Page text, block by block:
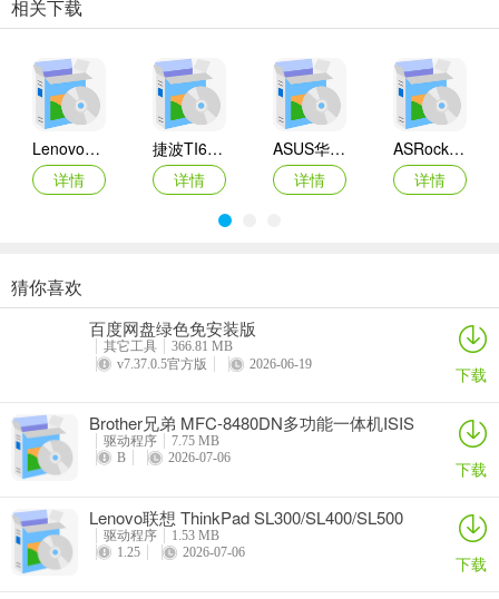
相关下载
Lenovo联想 Ideapad Z465/Z565系列笔记本 声卡驱动
详情
捷波TI61AG-A主板BIOS
详情
ASUS华硕F1A55-M LX3 R2.0主板BIOS
详情
ASRock华擎IMB-A160主板BIOS
详情
奥睿科PAS3062-2E/PAS3062-2S/PAS3064-2S2E系列扩展卡驱动
Canon佳能 PowerShot A310 WIA驱动
详情
AMD Mobility Radeon HD 2000/HD 3000/HD 4000/HD 5000系列移动显卡催化剂驱动
映泰Hi-Fi H77S 5.x主板BIOS
猜你喜欢
百度网盘绿色免安装版
其它工具
366.81 MB
v7.37.0.5官方版
2026-06-19 下载
Brother兄弟 MFC-8480DN多功能一体机ISIS
驱动
驱动程序
7.75 MB
B
2026-07-06 下载
Lenovo联想 ThinkPad SL300/SL400/SL500
笔记本BIOS
驱动程序
1.53 MB
1.25
2026-07-06 下载